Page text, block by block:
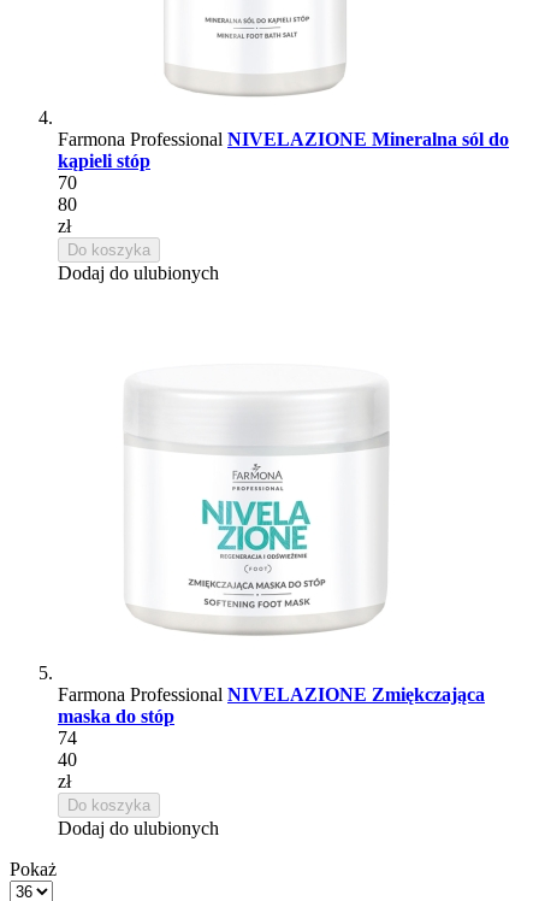
Farmona Professional NIVELAZIONE Mineralna sól do
kąpieli stóp
70
80
zł
Do koszyka
Dodaj do ulubionych
Farmona Professional NIVELAZIONE Zmiękczająca
maska do stóp
74
40
zł
Do koszyka
Dodaj do ulubionych
Pokaż